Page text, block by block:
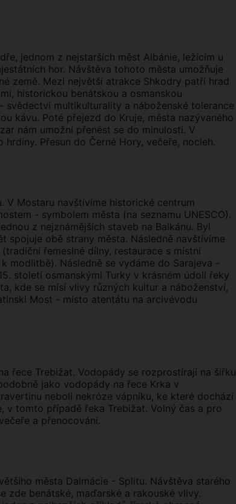
jednom z nejstarších měst Albánie, ležícím u
hor. Návštěva tohoto města umožňuje
země. Mezi největší atrakce Shkodry patří hrad
historickou benátskou a osmanskou
svědectví multikulturality a náboženské tolerance
kávu. Poté přejezd do Kruje, města nazývaného
nám umožní přenést se do minulosti. V
Přesun do Černé Hory, večeře, nocleh.
V Mostaru navštívíme historické centrum
- symbolem města (na seznamu UNESCO).
z nejznámějších staveb na Balkánu. Byl
spojuje obě strany města. Následně navštívíme
řemeslné dílny, restaurace s místní
modlitbě). Následně se vydáme do Sarajeva -
století osmanskými Turky v krásném údolí řeky
kde se mísí vlivy různých kultur a náboženství,
Most - místo atentátu na arcivévodu
řece Trebižat. Vodopády se rozprostírají na šířku
jako vodopády na řece Krka v
neboli nekróze vápníku, ke které dochází
tomto případě řeka Trebižat. Volný čas a pro
a přenocování.
města Dalmácie - Splitu. Návštěva starého
zde benátské, maďarské a rakouské vlivy.